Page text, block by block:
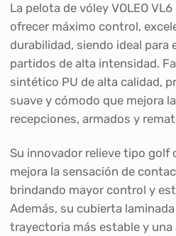
La pelota de vóley VOLEO
ofrecer máximo control,
durabilidad, siendo ideal para
partidos de alta intensidad.
sintético PU de alta calidad,
suave y cómodo que mejora
recepciones, armados y
Su innovador relieve tipo golf
mejora la sensación de
brindando mayor control y
Además, su cubierta
trayectoria más estable y